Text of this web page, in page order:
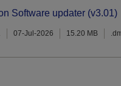
Software updater (v3.01)
07-Jul-2026 15.20 MB